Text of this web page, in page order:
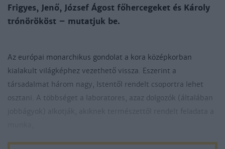
Frigyes, Jenő, József Ágost főhercegeket és Károly
trónörököst – mutatjuk be.
Az európai monarchikus gondolat a kora középkorban
kialakult világképhez vezethető vissza. Eszerint a
társadalmat három nagy, Istentől rendelt csoportra lehet
osztani. A többséget a laboratores, azaz dolgozók (általában